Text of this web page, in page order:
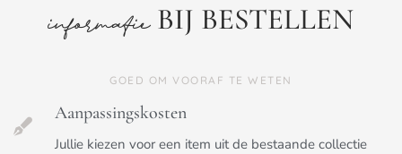
informatieBIJ BESTELLEN
GOED OM VOORAF TE WETEN
Aanpassingskosten
Jullie kiezen voor een item uit de bestaande collectie